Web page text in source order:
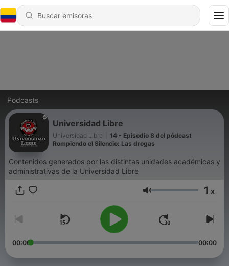
Podcasts
Universidad Libre
Universidad Libre
14 - Episodio 8 del pódcast
Rompiendo el Silencio: Las drogas
Contenidos generados por las distintas unidades académicas y
administrativas de la Universidad Libre
Volumen 1 x
00:00 00:00